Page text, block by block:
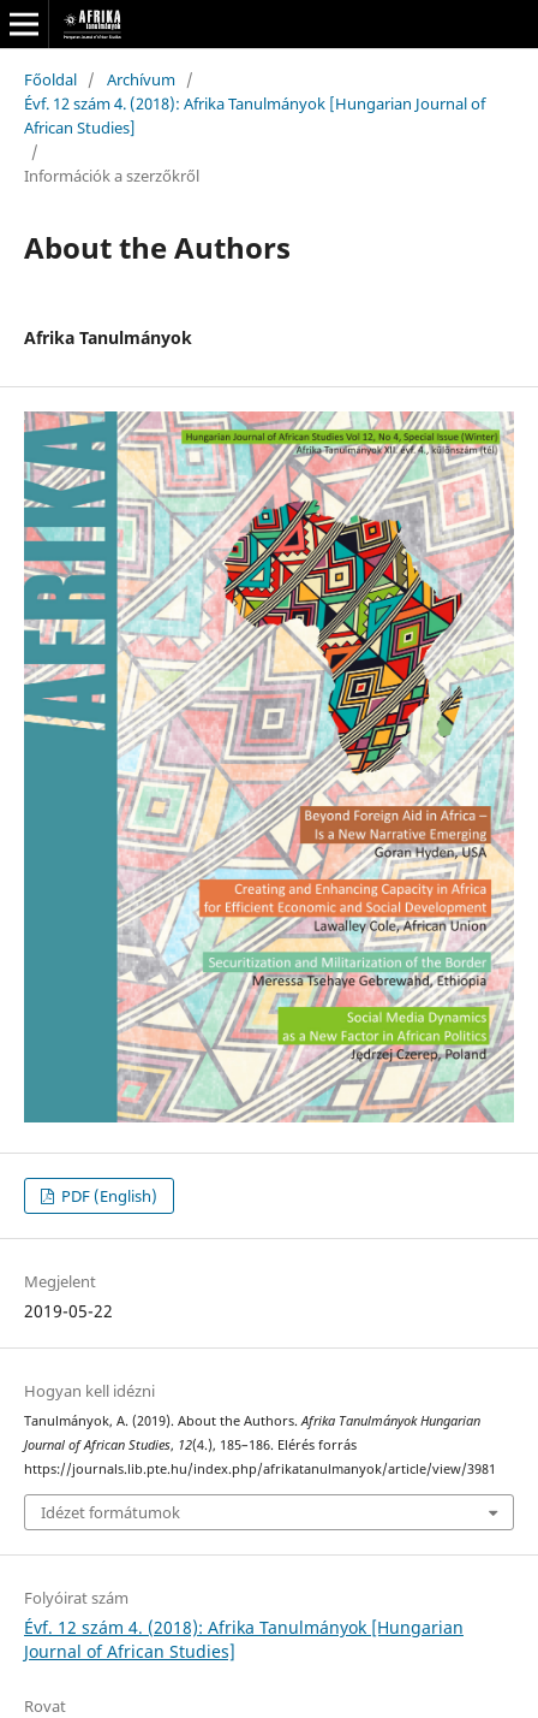
Főoldal / Archívum /
Évf. 12 szám 4. (2018): Afrika Tanulmányok [Hungarian Journal of
African Studies]
/
Információk a szerzőkről
About the Authors
Afrika Tanulmányok
PDF (English)
Megjelent
2019-05-22
Hogyan kell idézni
Tanulmányok, A. (2019). About the Authors.Afrika Tanulmányok Hungarian
Journal of African Studies, 12(4.), 185–186. Elérés forrás
https://journals.lib.pte.hu/index.php/afrikatanulmanyok/article/view/3981
Idézet formátumok
Folyóirat szám
Évf. 12 szám 4. (2018): Afrika Tanulmányok [Hungarian
Journal of African Studies]
Rovat